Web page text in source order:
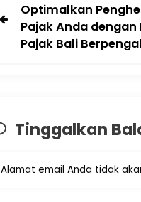
Optimalkan
Pajak Anda
Pajak Bali
Tinggalkan
Alamat email Anda tidak